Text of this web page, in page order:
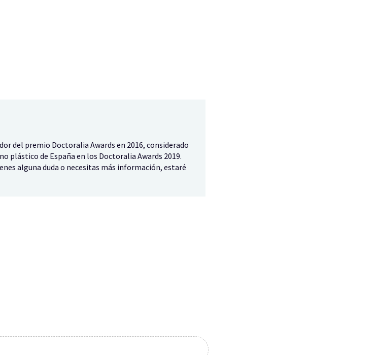
del premio Doctoralia Awards en 2016, considerado
plástico de España en los Doctoralia Awards 2019.
alguna duda o necesitas más información, estaré